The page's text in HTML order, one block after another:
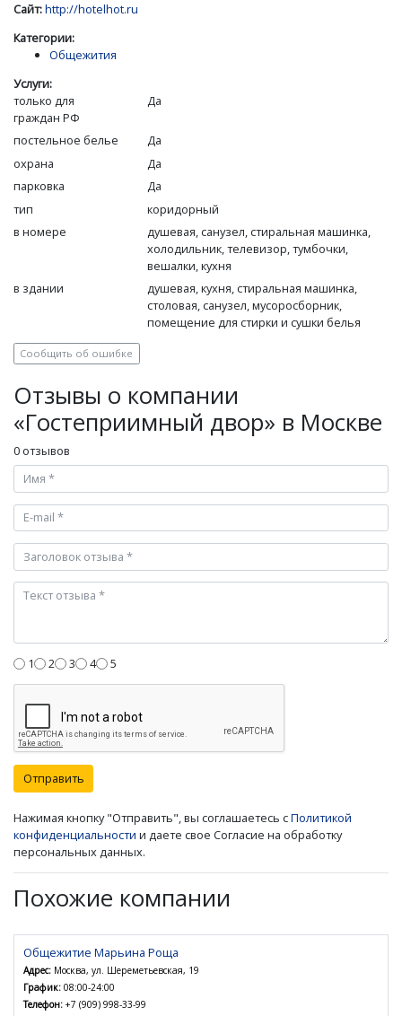
Сайт:http://hotelhot.ru
Категории:
Общежития
Услуги:
только для
граждан РФ
Да
постельное белье
Да
охрана
Да
парковка
Да
тип
коридорный
в номере
душевая, санузел, стиральная машинка,
холодильник, телевизор, тумбочки,
вешалки, кухня
в здании
душевая, кухня, стиральная машинка,
столовая, санузел, мусоросборник,
помещение для стирки и сушки белья
Сообщить об ошибке
Отзывы о компании
«Гостеприимный двор» в Москве
0 отзывов
1 2 3 4 5
Отправить
Нажимая кнопку "Отправить", вы соглашаетесь сПолитикой
конфиденциальности и даете свое Согласие на обработку
персональных данных.
Похожие компании
Общежитие Марьина Роща
Адрес: Москва, ул. Шереметьевская, 19
График: 08:00-24:00
Телефон: +7 (909) 998-33-99